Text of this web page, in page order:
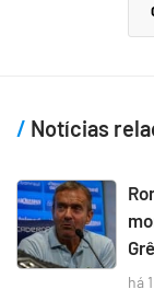
Notícias
há